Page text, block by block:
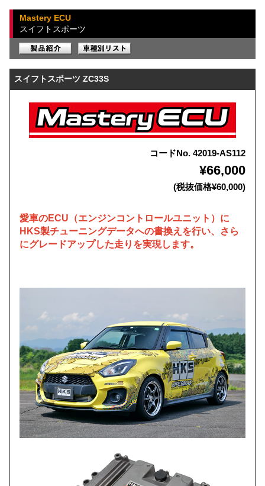
Mastery ECU
スイフトスポーツ
スイフトスポーツ ZC33S
コードNo. 42019-AS112
¥66,000
(税抜価格¥60,000)
愛車のECU（エンジンコントロールユニット）に
HKS製チューニングデータへの書換えを行い、さら
にグレードアップした走りを実現します。